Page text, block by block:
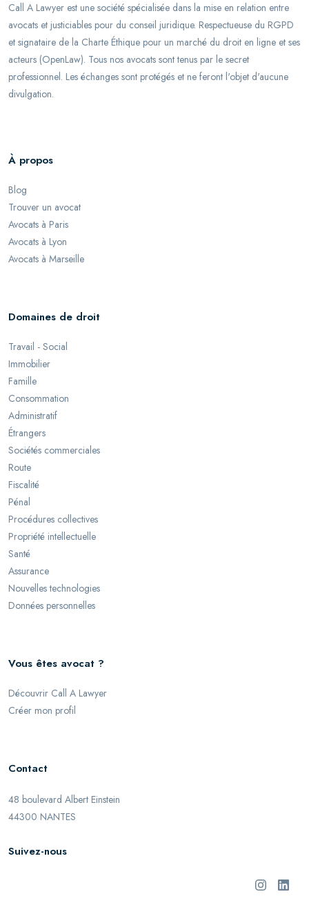
Call A Lawyer est une société spécialisée dans la mise en relation entre
avocats et justiciables pour du conseil juridique. Respectueuse du RGPD
et signataire de la Charte Éthique pour un marché du droit en ligne et ses
acteurs (OpenLaw). Tous nos avocats sont tenus par le secret
professionnel. Les échanges sont protégés et ne feront l'objet d'aucune
divulgation.
À propos
Blog
Trouver un avocat
Avocats à Paris
Avocats à Lyon
Avocats à Marseille
Domaines de droit
Travail - Social
Immobilier
Famille
Consommation
Administratif
Étrangers
Sociétés commerciales
Route
Fiscalité
Pénal
Procédures collectives
Propriété intellectuelle
Santé
Assurance
Nouvelles technologies
Données personnelles
Vous êtes avocat ?
Découvrir Call A Lawyer
Créer mon profil
Contact
48 boulevard Albert Einstein
44300 NANTES
Suivez-nous